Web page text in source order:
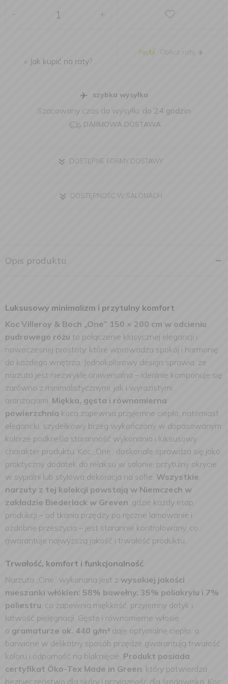
- +
» Jak kupić na raty?
szybka wysyłka
Szacowany czas do wysyłki: do 24 godzin
DARMOWA DOSTAWA
DOSTĘPNE FORMY DOSTAWY
DOSTĘPNOŚĆ W SALONACH
Opis produktu
Luksusowy minimalizm i przytulny komfort
Koc Villeroy & Boch „One” 150 × 200 cm w odcieniu
pudrowego różu to połączenie klasycznej elegancji i
nowoczesnej prostoty, które wprowadza spokój i harmonię
do każdego wnętrza. Jednokolorowy design sprawia, że
narzuta jest niezwykle uniwersalna – idealnie komponuje się
zarówno z minimalistycznymi, jak i wyrazistymi
aranżacjami. Miękka, gęsta i równomierna
powierzchnia koca zapewnia przyjemne ciepło, natomiast
elegancki, szydełkowy brzeg wykończony w dopasowanym
kolorze podkreśla staranność wykonania i luksusowy
charakter produktu. Koc „One” doskonale sprawdza się jako
praktyczny dodatek do relaksu w salonie, przytulny okrycie
w sypialni lub stylowa dekoracja na sofie. Wszystkie
narzuty z tej kolekcji powstają w Niemczech w
zakładzie Biederlack w Greven, gdzie każdy etap
produkcji – od tkania przędzy po ręczne lamowanie i
ozdobne przeszycia – jest starannie kontrolowany, co
gwarantuje najwyższą jakość i trwałość produktu.
Trwałość, komfort i funkcjonalność
Narzuta „One” wykonana jest z wysokiej jakości
mieszanki włókien: 58% bawełny, 35% poliakrylu i 7%
poliestru, co zapewnia miękkość, przyjemny dotyk i
łatwość pielęgnacji. Gęste i równomierne włosie
o gramaturze ok. 440 g/m² daje optymalne ciepło, a
barwione w delikatny sposób przędze gwarantują trwałość
koloru i odporność na blaknięcie. Produkt posiada
certyfikat Öko-Tex Made in Green, który potwierdza
bezpieczeństwo dla skóry i przyjazność dla środowiska. Koc